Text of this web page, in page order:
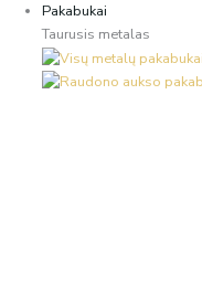
Pakabukai
Taurusis metalas